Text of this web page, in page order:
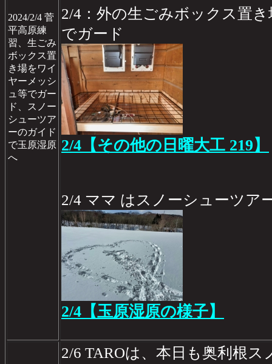
2024/2/4 菅
平高原練
習、生ごみ
ボックス置
き場をワイ
ヤーメッシ
ュ等でガー
ド、スノー
シューツア
ーのガイド
で玉原湿原
へ
2/4：外の生ごみボックス置
でガード
2/4【その他の日曜大工 219】
2/4 ママ はスノーシューツア
2/4【玉原湿原の様子】
2/6 TAROは、本日も奥利根